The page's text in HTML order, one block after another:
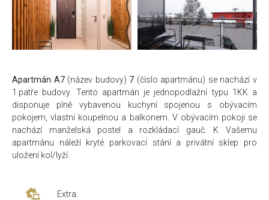
Apartmán A7(název budovy) 7 (číslo apartmánu) se nachází v
1.patře budovy. Tento apartmán je jednopodlažní typu 1KK a
disponuje plně vybavenou kuchyní spojenou s obývacím
pokojem, vlastní koupelnou a balkonem. V obývacím pokoji se
nachází manželská postel a rozkládací gauč. K Vašemu
apartmánu náleží kryté parkovací stání a privátní sklep pro
uložení kol/lyží.
Extra: